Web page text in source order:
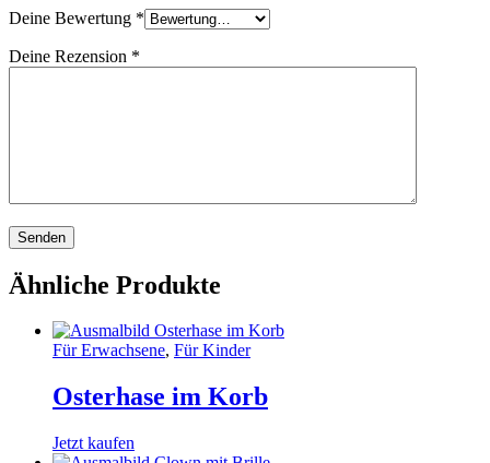
Deine Bewertung *
Deine Rezension *
Ähnliche Produkte
Für Erwachsene, Für Kinder
Osterhase im Korb
Jetzt kaufen